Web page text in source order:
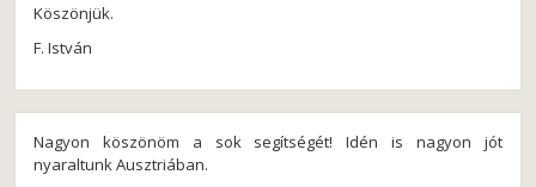
Köszönjük.
F. István
Nagyon köszönöm a sok segítségét! Idén is nagyon jót
nyaraltunk Ausztriában.